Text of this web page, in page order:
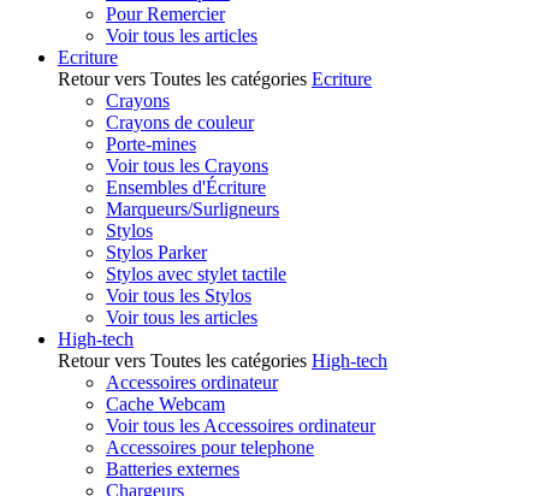
Pour Remercier
Voir tous les articles
Ecriture
Retour vers Toutes les catégories Ecriture
Crayons
Crayons de couleur
Porte-mines
Voir tous les Crayons
Ensembles d'Écriture
Marqueurs/Surligneurs
Stylos
Stylos Parker
Stylos avec stylet tactile
Voir tous les Stylos
Voir tous les articles
High-tech
Retour vers Toutes les catégories High-tech
Accessoires ordinateur
Cache Webcam
Voir tous les Accessoires ordinateur
Accessoires pour telephone
Batteries externes
Chargeurs